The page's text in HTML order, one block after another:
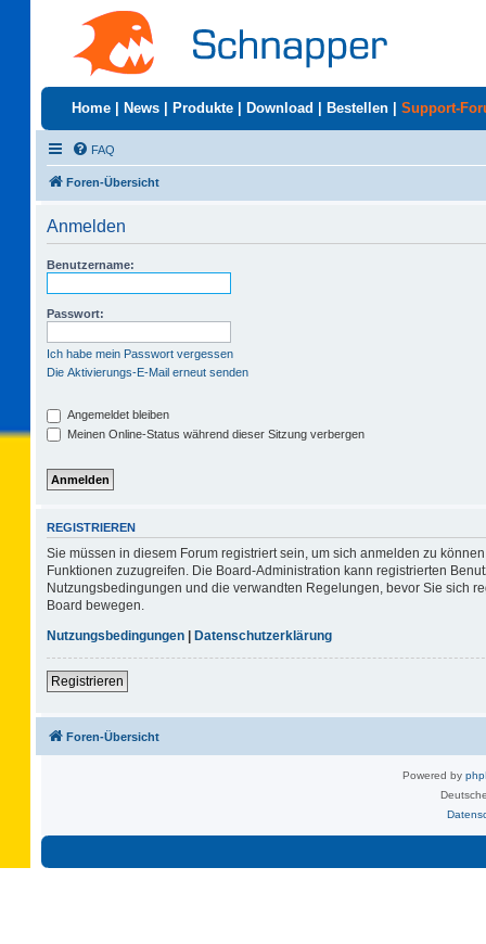
Home News Produkte Download Bestellen Support-
FAQ
Foren-Übersicht
Anmelden
Benutzername:
Passwort:
Ich habe mein Passwort vergessen
Die Aktivierungs-E-Mail erneut senden
Angemeldet bleiben
Meinen Online-Status während dieser Sitzung verbergen
REGISTRIEREN
Sie müssen in diesem Forum registriert sein, um sich anmelden zu
Funktionen zuzugreifen. Die Board-Administration kann registrierten
Nutzungsbedingungen und die verwandten Regelungen, bevor Sie sich
Board bewegen.
Nutzungsbedingungen | Datenschutzerklärung
Registrieren
Foren-Übersicht
Powered by